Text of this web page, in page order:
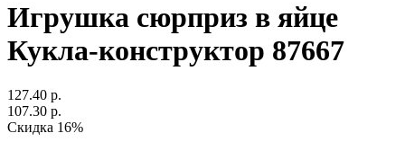
Игрушка сюрприз в яйце
Кукла-конструктор 87667
127.40 р.
107.30 р.
Скидка 16%